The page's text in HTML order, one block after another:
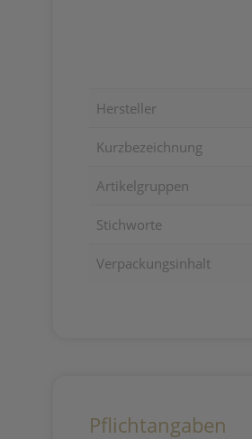
Hersteller
Kurzbezeichnung
Artikelgruppen
Stichworte
Verpackungsinhalt
Pflichtangaben